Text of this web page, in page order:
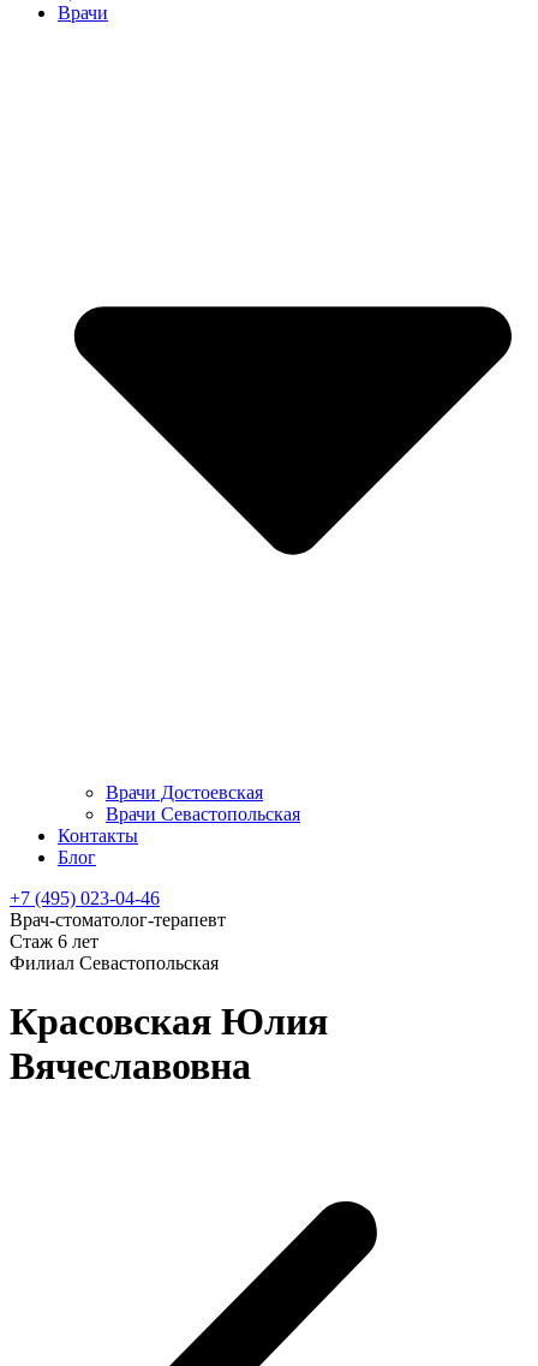
Врачи
Врачи Достоевская
Врачи Севастопольская
Контакты
Блог
+7 (495) 023-04-46
Врач-стоматолог-терапевт
Стаж 6 лет
Филиал Севастопольская
Красовская Юлия
Вячеславовна